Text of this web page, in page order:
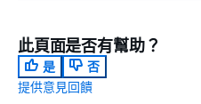
此頁面是否有幫助？
是
否
提供意見回饋